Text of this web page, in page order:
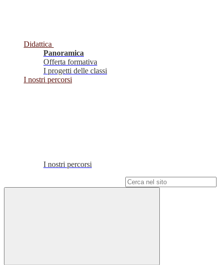
Didattica
Panoramica
Offerta formativa
I progetti delle classi
I nostri percorsi
I nostri percorsi